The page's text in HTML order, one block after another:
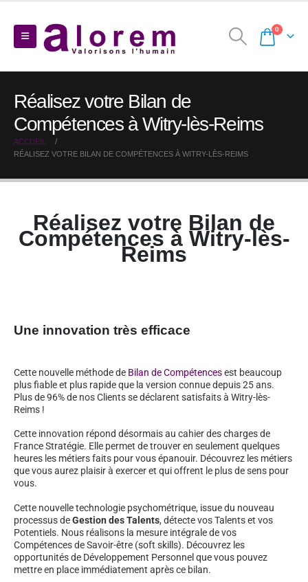
0
Réalisez votre Bilan de
Compétences à Witry-lès-Reims
ACCUEIL
RÉALISEZ VOTRE BILAN DE COMPÉTENCES À WITRY-LÈS-REIMS
Réalisez votre Bilan de
Compétences à Witry-lès-
Reims
Une innovation très efficace
Cette nouvelle méthode de Bilan de Compétencesest beaucoup
plus fiable et plus rapide que la version connue depuis 25 ans.
Plus de 96% de nos Clients se déclarent satisfaits à Witry-lès-
Reims !
Cette innovation répond désormais au cahier des charges de
France Stratégie. Elle permet de trouver en seulement quelques
heures les métiers faits pour vous épanouir. Découvrez les métiers
que vous aurez plaisir à exercer et qui offrent le plus de sens pour
vous.
Cette nouvelle technologie psychométrique, issue du nouveau
processus deGestion des Talents, détecte vos Talents et vos
Potentiels. Nous réalisons la mesure intégrale de vos
Compétences de Savoir-être (soft skills). Découvrez les
opportunités de Développement Personnel que vous pouvez
mettre en place immédiatement après ce bilan.